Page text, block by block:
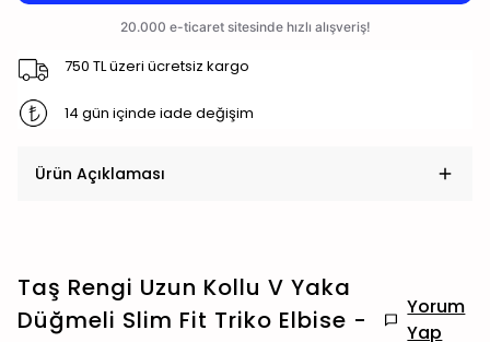
750 TL üzeri ücretsiz kargo
14 gün içinde iade değişim
Ürün Açıklaması
Taş Rengi Uzun Kollu V Yaka
Düğmeli Slim Fit Triko Elbise -
Yorum
Yap